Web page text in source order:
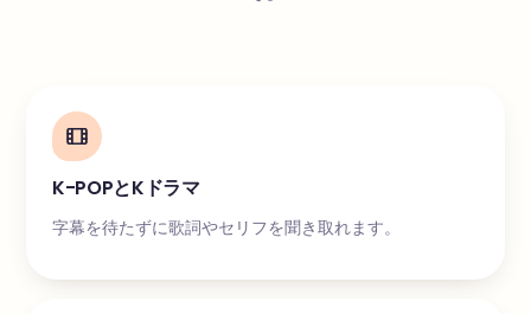
K-POPとKドラマ
字幕を待たずに歌詞やセリフを聞き取れます。